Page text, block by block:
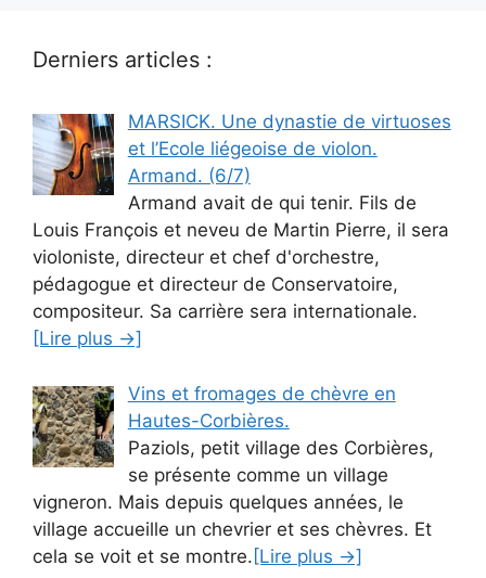
Derniers articles :
MARSICK. Une dynastie de virtuoses
et l’Ecole liégeoise de violon.
Armand. (6/7)
Armand avait de qui tenir. Fils de
Louis François et neveu de Martin Pierre, il sera
violoniste, directeur et chef d'orchestre,
pédagogue et directeur de Conservatoire,
compositeur. Sa carrière sera internationale.
[Lire plus →]
Vins et fromages de chèvre en
Hautes-Corbières.
Paziols, petit village des Corbières,
se présente comme un village
vigneron. Mais depuis quelques années, le
village accueille un chevrier et ses chèvres. Et
cela se voit et se montre. [Lire plus →]